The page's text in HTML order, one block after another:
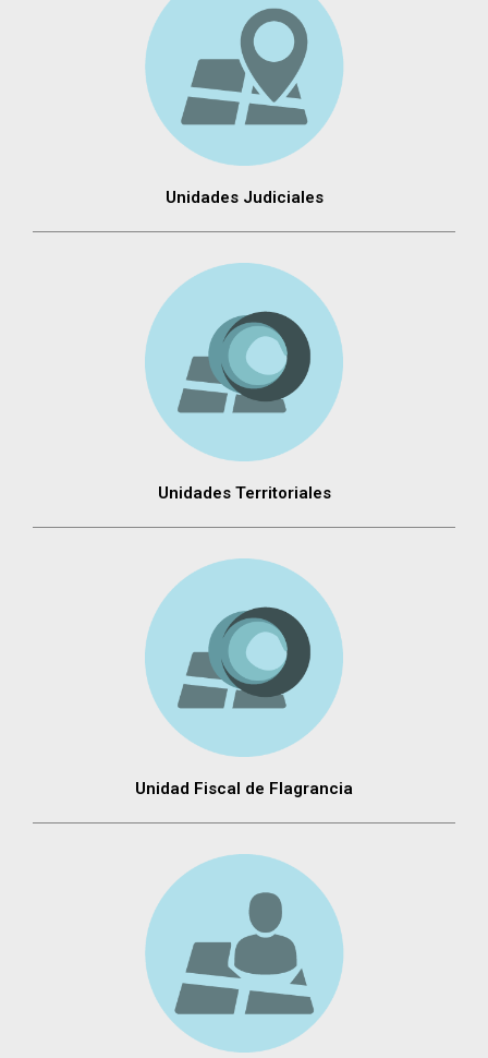
Unidades Judiciales
Unidades Territoriales
Unidad Fiscal de Flagrancia